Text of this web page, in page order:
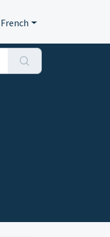
French